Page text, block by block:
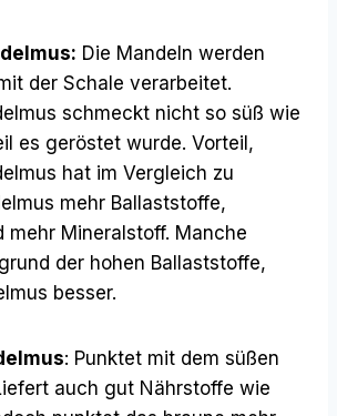
Die Mandeln werden
der Schale verarbeitet.
schmeckt nicht so süß wie
es geröstet wurde. Vorteil,
hat im Vergleich zu
mehr Ballaststoffe,
mehr Mineralstoff. Manche
der hohen Ballaststoffe,
besser.
: Punktet mit dem süßen
auch gut Nährstoffe wie